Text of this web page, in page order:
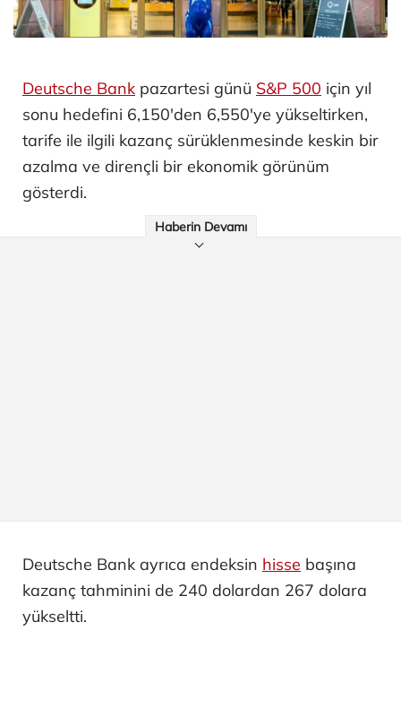
Deutsche Bank pazartesi günü S&P 500 için yıl
sonu hedefini 6,150'den 6,550'ye yükseltirken,
tarife ile ilgili kazanç sürüklenmesinde keskin bir
azalma ve dirençli bir ekonomik görünüm
gösterdi.
Haberin Devamı
Deutsche Bank ayrıca endeksin hisse başına
kazanç tahminini de 240 dolardan 267 dolara
yükseltti.